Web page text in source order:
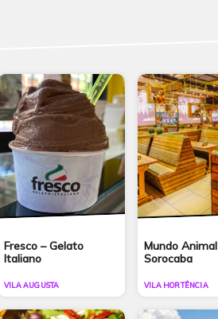
Fresco – Gelato
Italiano
VILA AUGUSTA
Mundo Animal
Sorocaba
VILA HORTÊNCIA